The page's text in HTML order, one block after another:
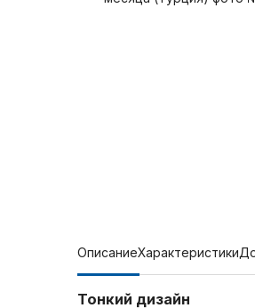
ОписаниеХарактеристики
Тонкий дизайн